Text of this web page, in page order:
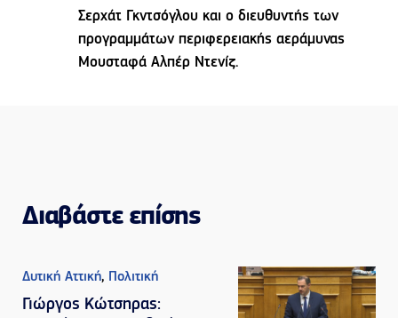
Σερχάτ Γκντσόγλου και ο διευθυντής των
προγραμμάτων περιφερειακής αεράμυνας
Μουσταφά Αλπέρ Ντενίζ.
Διαβάστε επίσης
Δυτική Αττική, Πολιτική
Γιώργος Κώτσηρας: